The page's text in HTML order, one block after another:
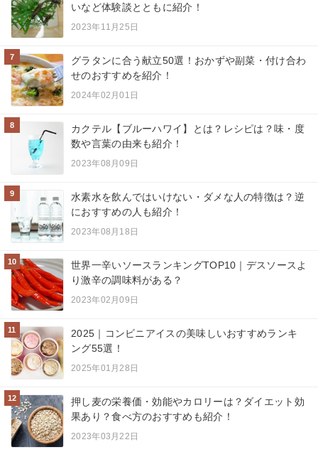
いなど体験談とともに紹介！
2023年11月25日
7
グラタンに合う献立50選！おかずや副菜・付け合わ
せのおすすめを紹介！
2024年02月01日
8
カクテル【ブルーハワイ】とは？レシピは？味・度
数や言葉の由来も紹介！
2023年08月09日
9
水素水を飲んではいけない・ダメな人の特徴は？逆
におすすめの人も紹介！
2023年08月18日
10
世界一辛いソースランキングTOP10｜デスソースよ
り激辛の調味料がある？
2023年02月09日
11
2025｜コンビニアイスの美味しいおすすめランキ
ング55選！
2025年01月28日
12
押し麦の栄養価・効能やカロリーは？ダイエット効
果あり？食べ方のおすすめも紹介！
2023年03月22日